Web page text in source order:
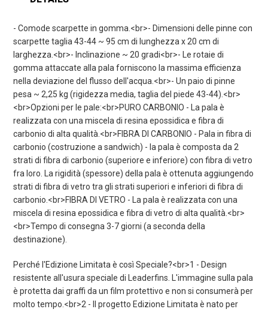
- Comode scarpette in gomma.<br>- Dimensioni delle pinne con
scarpette taglia 43-44 ~ 95 cm di lunghezza x 20 cm di
larghezza.<br>- Inclinazione ~ 20 gradi<br>- Le rotaie di
gomma attaccate alla pala forniscono la massima efficienza
nella deviazione del flusso dell'acqua.<br>- Un paio di pinne
pesa ~ 2,25 kg (rigidezza media, taglia del piede 43-44).<br>
<br>Opzioni per le pale:<br>PURO CARBONIO - La pala è
realizzata con una miscela di resina epossidica e fibra di
carbonio di alta qualità.<br>FIBRA DI CARBONIO - Pala in fibra di
carbonio (costruzione a sandwich) - la pala è composta da 2
strati di fibra di carbonio (superiore e inferiore) con fibra di vetro
fra loro. La rigidità (spessore) della pala è ottenuta aggiungendo
strati di fibra di vetro tra gli strati superiori e inferiori di fibra di
carbonio.<br>FIBRA DI VETRO - La pala è realizzata con una
miscela di resina epossidica e fibra di vetro di alta qualità.<br>
<br>Tempo di consegna 3-7 giorni (a seconda della
destinazione).
Perché l'Edizione Limitata è così Speciale?<br>1 - Design
resistente all'usura speciale di Leaderfins. L'immagine sulla pala
è protetta dai graffi da un film protettivo e non si consumerà per
molto tempo.<br>2 - Il progetto Edizione Limitata è nato per